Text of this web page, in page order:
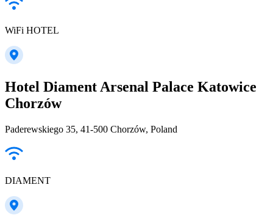
WiFi HOTEL
Hotel Diament Arsenal Palace Katowice
Chorzów
Paderewskiego 35, 41-500 Chorzów, Poland
DIAMENT